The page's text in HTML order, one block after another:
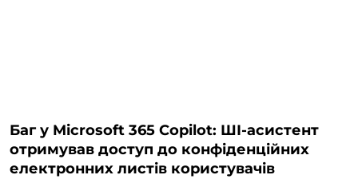
Баг у Microsoft 365 Copilot: ШІ-асистент
отримував доступ до конфіденційних
електронних листів користувачів